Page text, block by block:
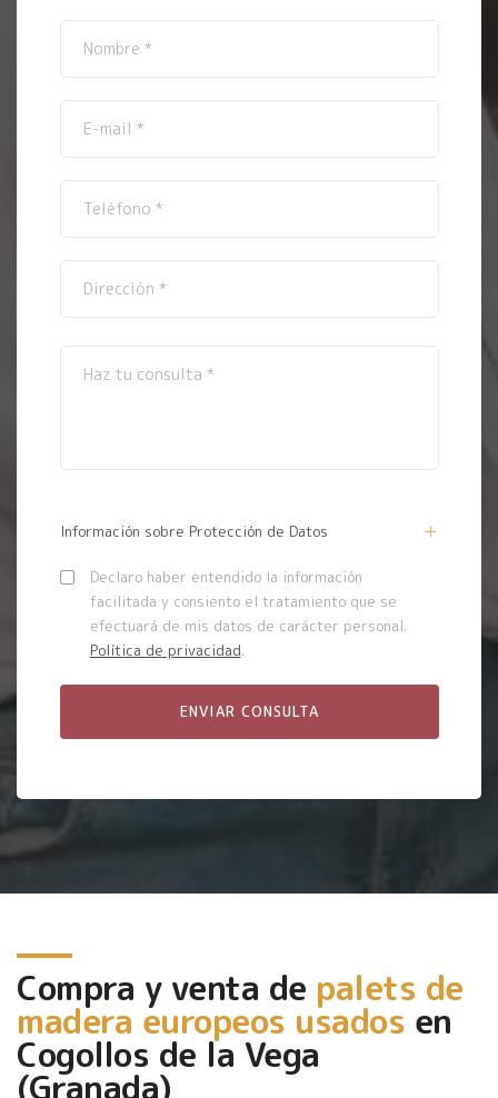
Información sobre Protección de Datos
Declaro haber entendido la información
facilitada y consiento el tratamiento que se
efectuará de mis datos de carácter personal.
Política de privacidad.
Compra y venta de palets de
madera europeos usados en
Cogollos de la Vega
(Granada)